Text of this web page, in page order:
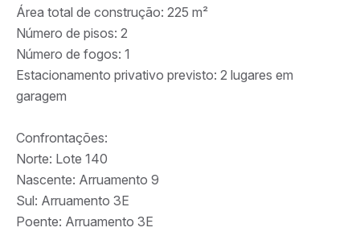
Área total de construção: 225 m²
Número de pisos: 2
Número de fogos: 1
Estacionamento privativo previsto: 2 lugares em
garagem
Confrontações:
Norte: Lote 140
Nascente: Arruamento 9
Sul: Arruamento 3E
Poente: Arruamento 3E